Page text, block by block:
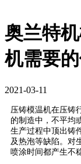
奥兰特
机需要
2021-03-11
压铸模温机在压铸
的制造中，不平均
生产过程中顶出铸
及热泡等缺陷。对
喷涂时间都产生不